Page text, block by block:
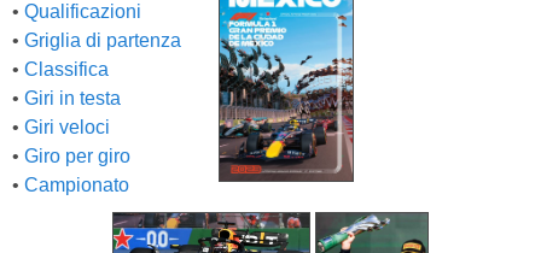
• Qualificazioni
• Griglia di partenza
• Classifica
• Giri in testa
• Giri veloci
• Giro per giro
• Campionato